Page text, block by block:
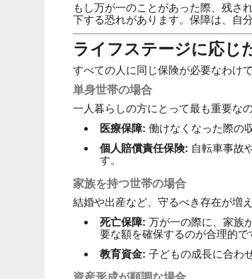
もし万が一のことがあった際、残さ
下する恐れがあります。保障は、自
ライフステージに応じ
すべての人に同じ保険が必要なわけ
単身世帯の場合
一人暮らしの方にとって最も重要な
医療保障: 働けなくなった際の
個人賠償責任保険: 自転車事故
す。
家族を持つ世帯の場合
結婚や出産など、守るべき存在が増
死亡保障: 万が一の際に、家族
要な額を確保するのが合理的で
教育資金: 子どもの成長に合わ